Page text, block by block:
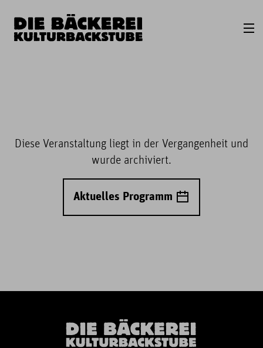
Diese Veranstaltung liegt in der Vergangenheit und
wurde archiviert.
Aktuelles Programm